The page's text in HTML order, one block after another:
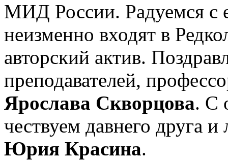
МИД России. Радуемся с
неизменно входят в
авторский актив.
преподавателей,
Ярослава Скворцова. С
чествуем давнего друга
Юрия Красина.